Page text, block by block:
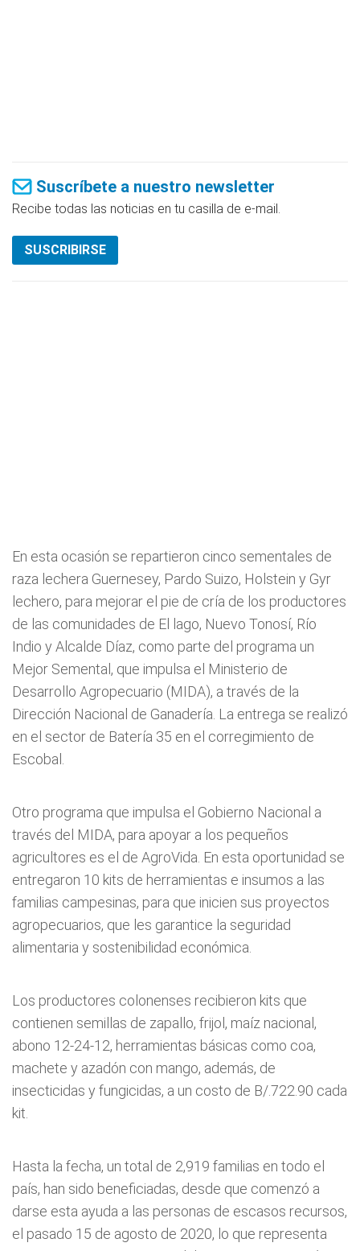
Suscríbete a nuestro newsletter
Recibe todas las noticias en tu casilla de e-mail.
SUSCRIBIRSE
En esta ocasión se repartieron cinco sementales de
raza lechera Guernesey, Pardo Suizo, Holstein y Gyr
lechero, para mejorar el pie de cría de los productores
de las comunidades de El lago, Nuevo Tonosí, Río
Indio y Alcalde Díaz, como parte del programa un
Mejor Semental, que impulsa el Ministerio de
Desarrollo Agropecuario (MIDA), a través de la
Dirección Nacional de Ganadería. La entrega se realizó
en el sector de Batería 35 en el corregimiento de
Escobal.
Otro programa que impulsa el Gobierno Nacional a
través del MIDA, para apoyar a los pequeños
agricultores es el de AgroVida. En esta oportunidad se
entregaron 10 kits de herramientas e insumos a las
familias campesinas, para que inicien sus proyectos
agropecuarios, que les garantice la seguridad
alimentaria y sostenibilidad económica.
Los productores colonenses recibieron kits que
contienen semillas de zapallo, frijol, maíz nacional,
abono 12-24-12, herramientas básicas como coa,
machete y azadón con mango, además, de
insecticidas y fungicidas, a un costo de B/.722.90 cada
kit.
Hasta la fecha, un total de 2,919 familias en todo el
país, han sido beneficiadas, desde que comenzó a
darse esta ayuda a las personas de escasos recursos,
el pasado 15 de agosto de 2020, lo que representa